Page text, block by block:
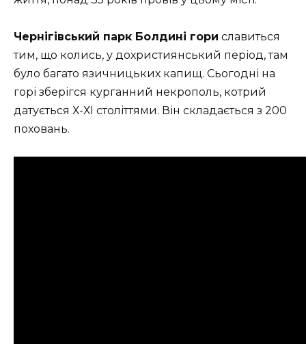
Чернігівський парк Болдині гори славиться
тим, що колись, у дохристиянський період, там
було багато язичницьких капищ. Сьогодні на
горі зберігся курганний некрополь, котрий
датується Х-ХІ століттями. Він складається з 200
поховань.